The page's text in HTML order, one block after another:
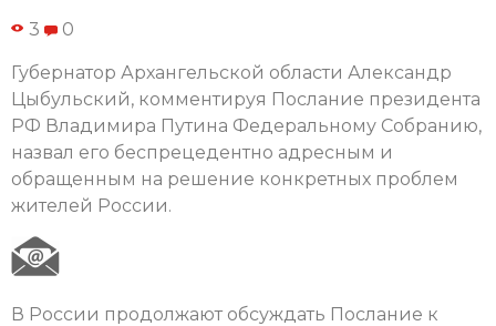
3 0
Губернатор Архангельской области Александр
Цыбульский, комментируя Послание президента
РФ Владимира Путина Федеральному Собранию,
назвал его беспрецедентно адресным и
обращенным на решение конкретных проблем
жителей России.
В России продолжают обсуждать Послание к